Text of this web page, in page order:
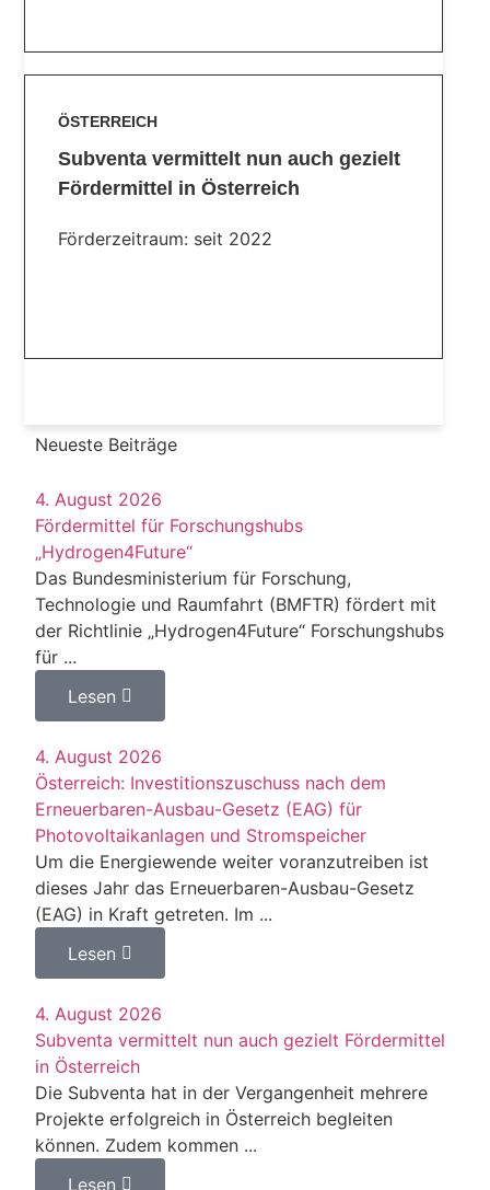
ÖSTERREICH
Subventa vermittelt nun auch gezielt
Fördermittel in Österreich
Förderzeitraum: seit 2022
Neueste Beiträge
4. August 2026
Fördermittel für Forschungshubs
„Hydrogen4Future“
Das Bundesministerium für Forschung,
Technologie und Raumfahrt (BMFTR) fördert mit
der Richtlinie „Hydrogen4Future“ Forschungshubs
für ...
Lesen
4. August 2026
Österreich: Investitionszuschuss nach dem
Erneuerbaren-Ausbau-Gesetz (EAG) für
Photovoltaikanlagen und Stromspeicher
Um die Energiewende weiter voranzutreiben ist
dieses Jahr das Erneuerbaren-Ausbau-Gesetz
(EAG) in Kraft getreten. Im ...
Lesen
4. August 2026
Subventa vermittelt nun auch gezielt Fördermittel
in Österreich
Die Subventa hat in der Vergangenheit mehrere
Projekte erfolgreich in Österreich begleiten
können. Zudem kommen ...
Lesen